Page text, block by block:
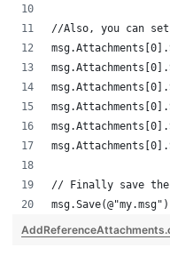
//Also, you can
// Finally save the